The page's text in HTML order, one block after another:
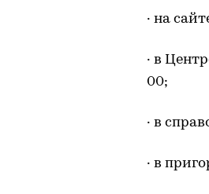
· на
· в
00;
· в
· в